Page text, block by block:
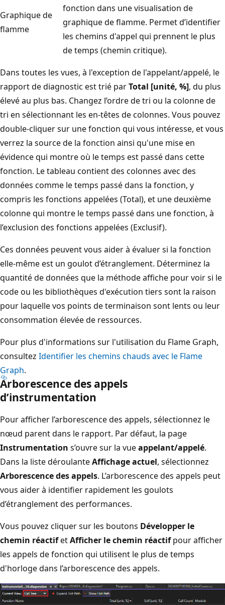
Graphique de
flamme
fonction dans une visualisation de
graphique de flamme. Permet d’identifier
les chemins d'appel qui prennent le plus
de temps (chemin critique).
Dans toutes les vues, à l'exception de l'appelant/appelé, le
rapport de diagnostic est trié parTotal [unité, %], du plus
élevé au plus bas. Changez l’ordre de tri ou la colonne de
tri en sélectionnant les en-têtes de colonnes. Vous pouvez
double-cliquer sur une fonction qui vous intéresse, et vous
verrez la source de la fonction ainsi qu'une mise en
évidence qui montre où le temps est passé dans cette
fonction. Le tableau contient des colonnes avec des
données comme le temps passé dans la fonction, y
compris les fonctions appelées (Total), et une deuxième
colonne qui montre le temps passé dans une fonction, à
l’exclusion des fonctions appelées (Exclusif).
Ces données peuvent vous aider à évaluer si la fonction
elle-même est un goulot d’étranglement. Déterminez la
quantité de données que la méthode affiche pour voir si le
code ou les bibliothèques d'exécution tiers sont la raison
pour laquelle vos points de terminaison sont lents ou leur
consommation élevée de ressources.
Pour plus d'informations sur l'utilisation du Flame Graph,
consultez Identifier les chemins chauds avec le Flame
Graph.
Arborescence des appels
d’instrumentation
Pour afficher l’arborescence des appels, sélectionnez le
nœud parent dans le rapport. Par défaut, la page
Instrumentation s’ouvre sur la vueappelant/appelé.
Dans la liste déroulanteAffichage actuel, sélectionnez
Arborescence des appels. L’arborescence des appels peut
vous aider à identifier rapidement les goulots
d’étranglement des performances.
Vous pouvez cliquer sur les boutons Développer le
chemin réactifetAfficher le chemin réactifpour afficher
les appels de fonction qui utilisent le plus de temps
d'horloge dans l’arborescence des appels.